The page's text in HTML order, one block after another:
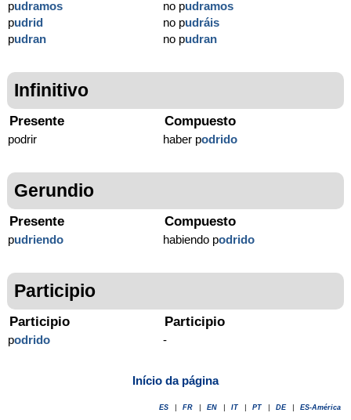
pudramos
pudrid
pudran
no pudramos
no pudráis
no pudran
Infinitivo
Presente
podrir
Compuesto
haber podrido
Gerundio
Presente
pudriendo
Compuesto
habiendo podrido
Participio
Participio
podrido
Participio
-
Início da página
ES FR EN IT PT DE ES-América